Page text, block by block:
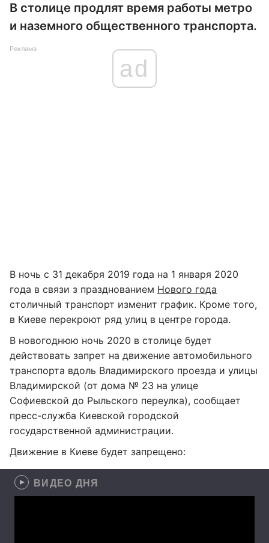
В столице продлят время работы метро
и наземного общественного транспорта.
Реклама
ad
В ночь с 31 декабря 2019 года на 1 января 2020
года в связи з празднованием Нового года
столичный транспорт изменит график. Кроме того,
в Киеве перекроют ряд улиц в центре города.
В новогоднюю ночь 2020 в столице будет
действовать запрет на движение автомобильного
транспорта вдоль Владимирского проезда и улицы
Владимирской (от дома № 23 на улице
Софиевской до Рыльского переулка), сообщает
пресс-служба Киевской городской
государственной администрации.
Движение в Киеве будет запрещено:
ВИДЕО ДНЯ